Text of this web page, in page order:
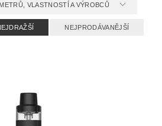
VLASTNOSTÍ A VÝROBCŮ
NEJPRODÁVANĚJŠÍ